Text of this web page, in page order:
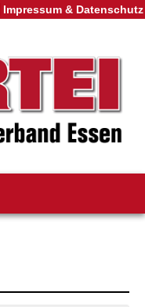
Impressum & Datenschutz